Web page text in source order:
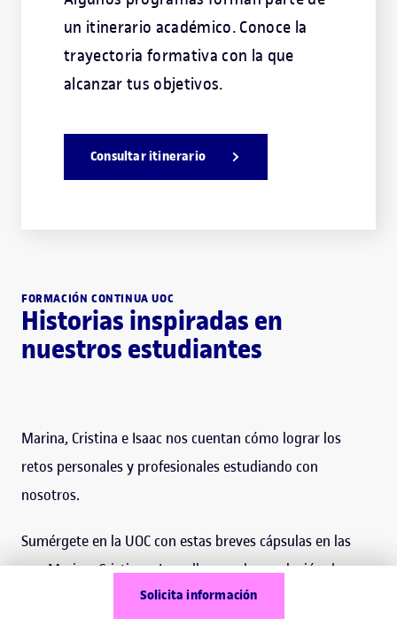
Solicita información
un itinerario académico. Conoce la
trayectoria formativa con la que
alcanzar tus objetivos.
Consultar itinerario
FORMACIÓN CONTINUA UOC
Historias inspiradas en
nuestros estudiantes
Marina, Cristina e Isaac nos cuentan cómo lograr los
retos personales y profesionales estudiando con
nosotros.
Sumérgete en la UOC con estas breves cápsulas en las
que Marina, Cristina e Isaac llegan a la conclusión de que
formarse siempre es una buena idea.